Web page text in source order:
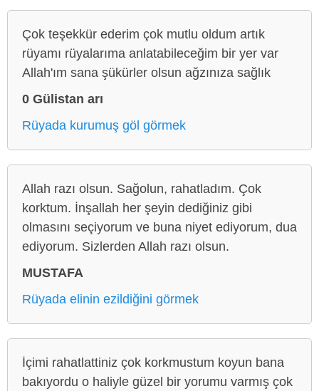
Çok teşekkür ederim çok mutlu oldum artık
rüyamı rüyalarıma anlatabileceğim bir yer var
Allah'ım sana şükürler olsun ağzınıza sağlık
0 Gülistan arı
Rüyada kurumuş göl görmek
Allah razı olsun. Sağolun, rahatladım. Çok
korktum. İnşallah her şeyin dediğiniz gibi
olmasını seçiyorum ve buna niyet ediyorum, dua
ediyorum. Sizlerden Allah razı olsun.
MUSTAFA
Rüyada elinin ezildiğini görmek
İçimi rahatlattiniz çok korkmustum koyun bana
bakıyordu o haliyle güzel bir yorumu varmış çok